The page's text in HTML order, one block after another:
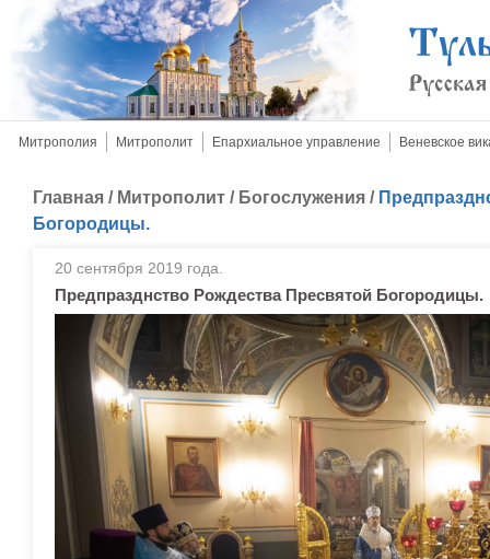
Митрополия Митрополит Епархиальное управление Веневское
Главная / Митрополит / Богослужения /
Богородицы.
20 сентября 2019 года.
Предпразднство Рождества Пресвятой Богородицы.